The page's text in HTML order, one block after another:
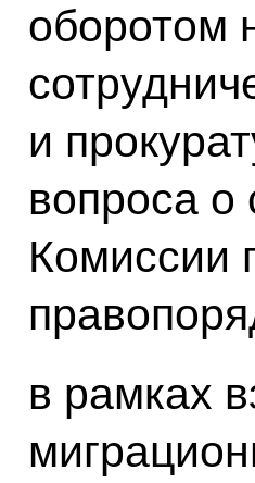
оборотом
и
вопроса о
Комиссии
в рамках